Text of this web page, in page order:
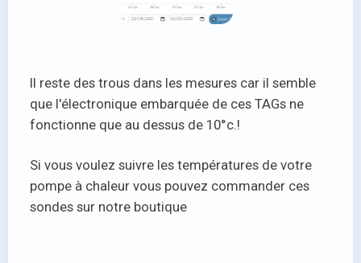
Il reste des trous dans les mesures car il semble
que l'électronique embarquée de ces TAGs ne
fonctionne que au dessus de 10°c.!
Si vous voulez suivre les températures de votre
pompe à chaleur vous pouvez commander ces
sondes sur notre boutique